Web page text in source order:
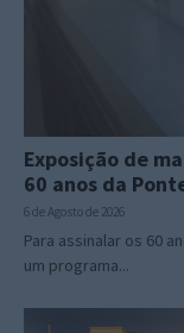
Exposição de
60 anos da
6 de Agosto de 2026
Para assinalar os 60
um programa...